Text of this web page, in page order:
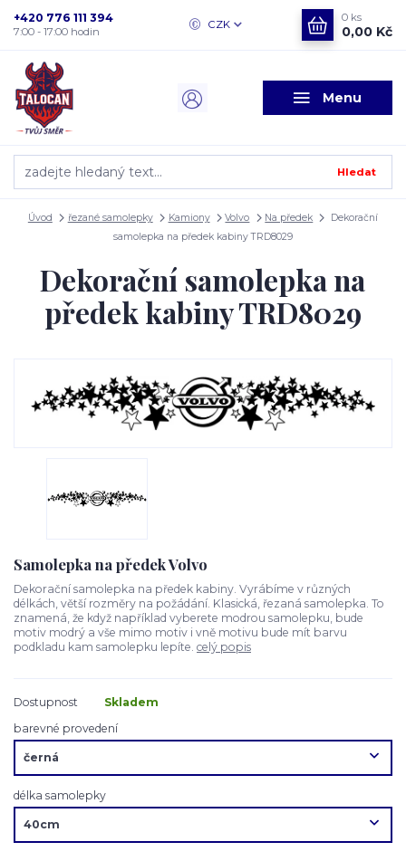
Menu
CZK
Hledat
+420 776 111 394
7:00 - 17:00 hodin
0 ks
0,00 Kč
Úvod řezané samolepky Kamiony Volvo Na předek
Dekorační
samolepka na předek kabiny TRD8029
Dekorační samolepka na
předek kabiny TRD8029
Samolepka na předek Volvo
Dekorační samolepka na předek kabiny. Vyrábíme v různých
délkách, větší rozměry na požádání. Klasická, řezaná samolepka. To
znamená, že když například vyberete modrou samolepku, bude
motiv modrý a vše mimo motiv i vně motivu bude mít barvu
podkladu kam samolepku lepíte. celý popis
Dostupnost
Skladem
barevné provedení
délka samolepky